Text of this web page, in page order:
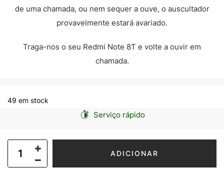
de uma chamada, ou nem sequer a ouve, o auscultador
provavelmente estará avariado.
Traga-nos o seu Redmi Note 8T e volte a ouvir em
chamada.
49 em stock
Serviço rápido
ADICIONAR